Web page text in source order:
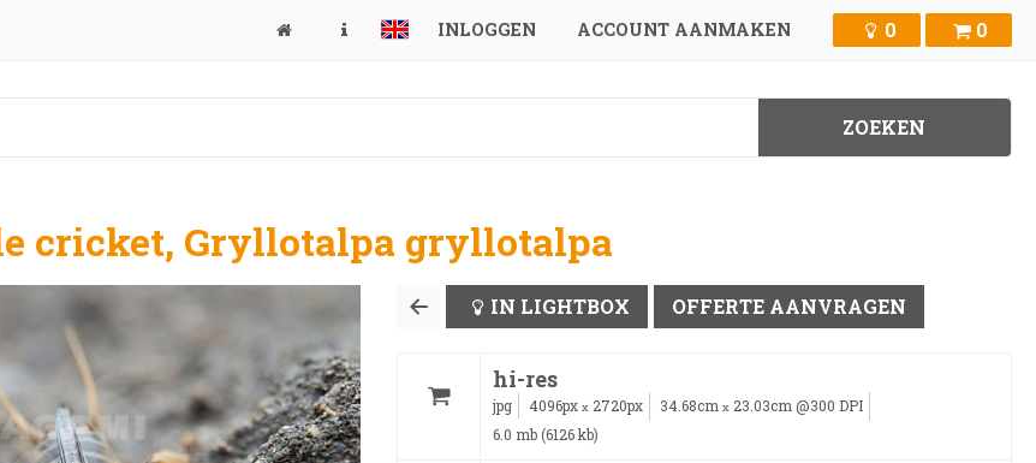
INLOGGEN ACCOUNT AANMAKEN 0 0
cricket, Gryllotalpa gryllotalpa
IN LIGHTBOX OFFERTE AANVRAGEN
hi-res
jpg 4096px x 2720px 34.68cm x 23.03cm @300 DPI
6.0 mb (6126 kb)